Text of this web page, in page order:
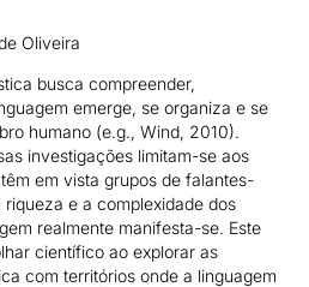
Oliveira
busca compreender,
emerge, se organiza e se
humano (e.g., Wind, 2010).
investigações limitam-se aos
em vista grupos de falantes-
e a complexidade dos
realmente manifesta-se. Este
científico ao explorar as
com territórios onde a linguagem